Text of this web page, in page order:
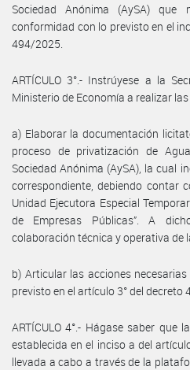
Sociedad Anónima (AySA)
conformidad con lo previsto en el
494/2025.
ARTÍCULO 3°.- Instrúyese a la
Ministerio de Economía a realizar
a) Elaborar la documentación
proceso de privatización de
Sociedad Anónima (AySA), la cual
correspondiente, debiendo contar
Unidad Ejecutora Especial
de Empresas Públicas”. A
colaboración técnica y operativa de
b) Articular las acciones
previsto en el artículo 3° del decreto
ARTÍCULO 4°.- Hágase saber que
establecida en el inciso a del
llevada a cabo a través de la